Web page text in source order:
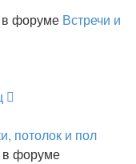
в форуме Встречи и
потолок и пол
в форуме